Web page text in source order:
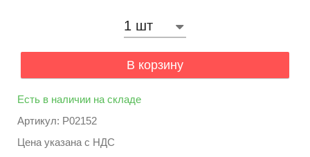
В корзину
Есть в наличии на складе
Артикул: P02152
Цена указана с НДС